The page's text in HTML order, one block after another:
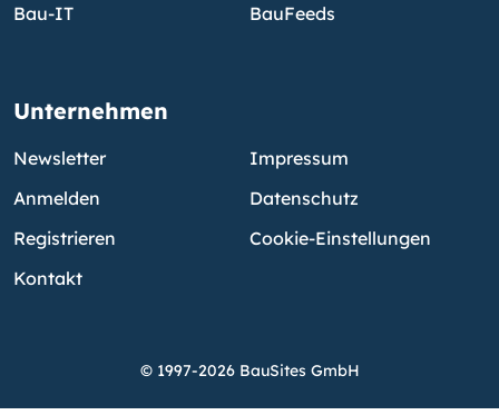
Bau-IT
BauFeeds
Unternehmen
Newsletter
Anmelden
Registrieren
Kontakt
Impressum
Datenschutz
Cookie-Einstellungen
© 1997-2026 BauSites GmbH